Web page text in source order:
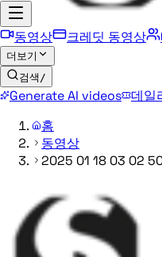
동영상
크레딧 동영상
더보기
검색 /
Generate AI videos 데일
홈
동영상
2025 01 18 03 02